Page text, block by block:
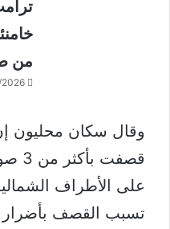
من
وقال سكان محليون
على الأطراف
تسبب القصف بأضرار